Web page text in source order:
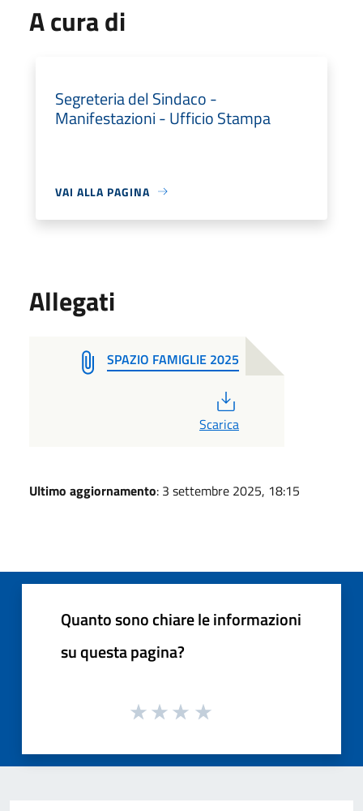
A cura di
Segreteria del Sindaco -
Manifestazioni - Ufficio Stampa
VAI ALLA PAGINA
Allegati
SPAZIO FAMIGLIE 2025
Scarica
Ultimo aggiornamento: 3 settembre 2025, 18:15
Quanto sono chiare le informazioni
su questa pagina?